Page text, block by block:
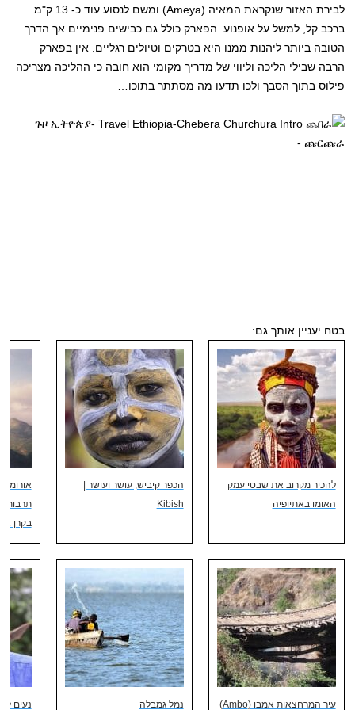
לבירת האזור שנקראת המאיה (Ameya) ומשם לנסוע עוד כ- 13 ק"מ
ברכב קל, למשל על אופנוע הפארק כולל גם כבישים פנימיים אך הדרך
הטובה ביותר ליהנות ממנו היא בטרקים וטיולים רגליים. אין בפארק
הרבה שבילי הליכה וליווי של מדריך מקומי הוא חובה כי ההליכה מצריכה
פילוס בתוך הסבך ולכו תדעו מה מסתתר בתוכו…
בטח יעניין אותך גם:
להכיר מקרוב את שבטי עמק
האומו באתיופיה
הכפר קיביש, עושר ועושר |
Kibish
תרבות
בקרן
עיר המרחצאות אמבו (Ambo)
נמל גמבלה
נעים